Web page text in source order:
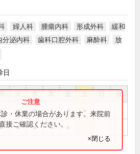
婦人科 腫瘍内科 形成外科
緩和
分泌内科 歯科口腔外科 麻酔科
放
日
祝
● ● ● ● ●
● ● ●
・休業の場合があります。来院前
接ご確認ください。
×閉じる